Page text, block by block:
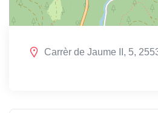
Carrèr de Jaume II, 5,